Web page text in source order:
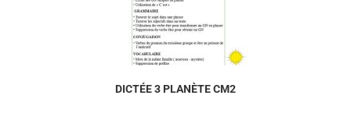
DICTÉE 3 PLANÈTE CM2